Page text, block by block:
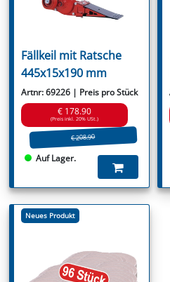
Fällkeil mit Ratsche
445x15x190 mm
Artnr: 69226 | Preis pro Stück
€ 178.90
(Preis inkl. 20% USt.)
€ 208.90
Auf Lager.
Neues Produkt